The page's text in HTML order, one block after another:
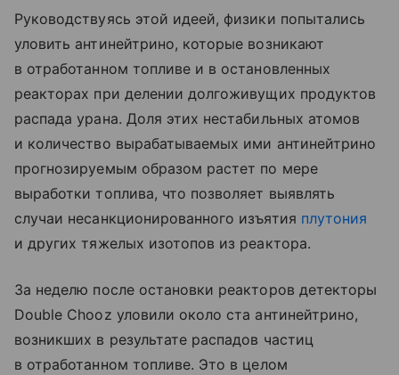
Руководствуясь этой идеей, физики попытались
уловить антинейтрино, которые возникают
в отработанном топливе и в остановленных
реакторах при делении долгоживущих продуктов
распада урана. Доля этих нестабильных атомов
и количество вырабатываемых ими антинейтрино
прогнозируемым образом растет по мере
выработки топлива, что позволяет выявлять
случаи несанкционированного изъятия плутония
и других тяжелых изотопов из реактора.
За неделю после остановки реакторов детекторы
Double Chooz уловили около ста антинейтрино,
возникших в результате распадов частиц
в отработанном топливе. Это в целом